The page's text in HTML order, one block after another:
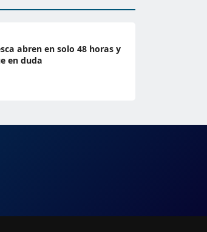
abren en solo 48 horas y
en duda